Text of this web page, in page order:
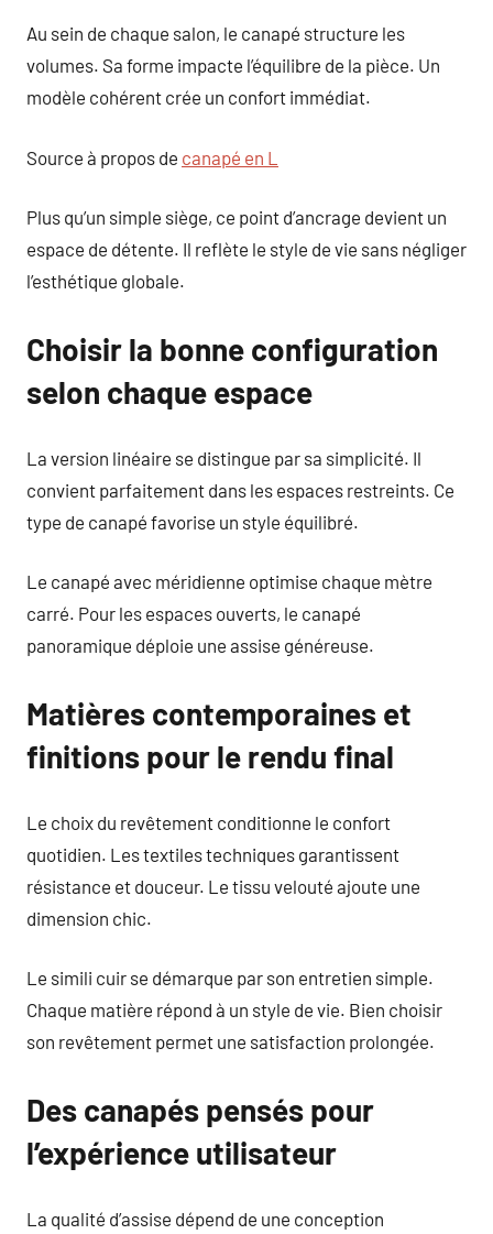
Au sein de chaque salon, le canapé structure les
volumes. Sa forme impacte l’équilibre de la pièce. Un
modèle cohérent crée un confort immédiat.
Source à propos de canapé en L
Plus qu’un simple siège, ce point d’ancrage devient un
espace de détente. Il reflète le style de vie sans négliger
l’esthétique globale.
Choisir la bonne configuration
selon chaque espace
La version linéaire se distingue par sa simplicité. Il
convient parfaitement dans les espaces restreints. Ce
type de canapé favorise un style équilibré.
Le canapé avec méridienne optimise chaque mètre
carré. Pour les espaces ouverts, le canapé
panoramique déploie une assise généreuse.
Matières contemporaines et
finitions pour le rendu final
Le choix du revêtement conditionne le confort
quotidien. Les textiles techniques garantissent
résistance et douceur. Le tissu velouté ajoute une
dimension chic.
Le simili cuir se démarque par son entretien simple.
Chaque matière répond à un style de vie. Bien choisir
son revêtement permet une satisfaction prolongée.
Des canapés pensés pour
l’expérience utilisateur
La qualité d’assise dépend de une conception